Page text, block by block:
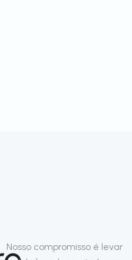
Nosso compromisso é levar